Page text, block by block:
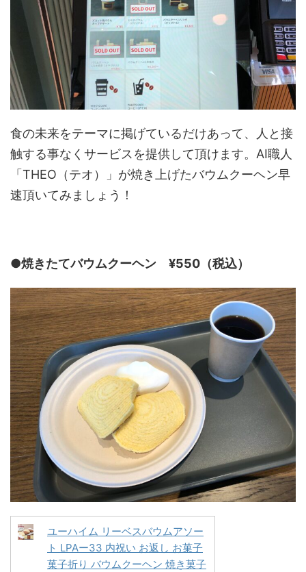
食の未来をテーマに掲げているだけあって、人と接
触する事なくサービスを提供して頂けます。AI職人
「THEO（テオ）」が焼き上げたバウムクーヘン早
速頂いてみましょう！
●焼きたてバウムクーヘン ¥550（税込）
ユーハイム リーベスバウムアソー
ト LPAー33 内祝い お返し お菓子
菓子折り バウムクーヘン 焼き菓子